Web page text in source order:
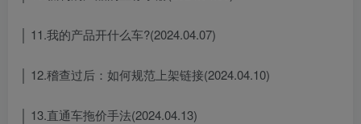
│ 11.我的产品开什么车?(2024.04.07)
│ 12.稽查过后：如何规范上架链接(2024.04.10)
│ 13.直通车拖价手法(2024.04.13)